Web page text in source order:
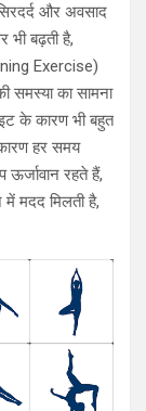
और अवसाद
भी बढ़ती है,
Exercise)
समस्या का सामना
के कारण भी बहुत
हर समय
रहते हैं,
में मदद मिलती है,